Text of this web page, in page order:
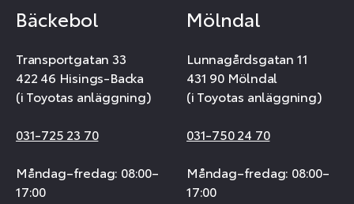
Bäckebol
Transportgatan 33
422 46 Hisings-Backa
(i Toyotas anläggning)
031-725 23 70
Måndag–fredag: 08:00–
17:00
Mölndal
Lunnagårdsgatan 11
431 90 Mölndal
(i Toyotas anläggning)
031-750 24 70
Måndag–fredag: 08:00–
17:00